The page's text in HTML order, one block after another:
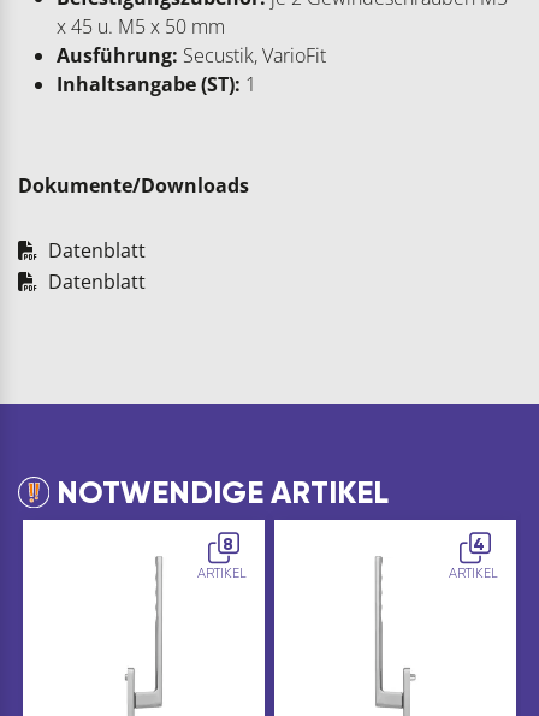
x 45 u. M5 x 50 mm
Ausführung: Secustik, VarioFit
Inhaltsangabe (ST): 1
Dokumente/Downloads
Datenblatt
Datenblatt
NOTWENDIGE ARTIKEL
8
ARTIKEL
4
ARTIKEL